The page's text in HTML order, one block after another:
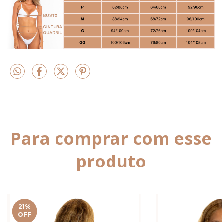
Para comprar com esse
produto
21%
OFF